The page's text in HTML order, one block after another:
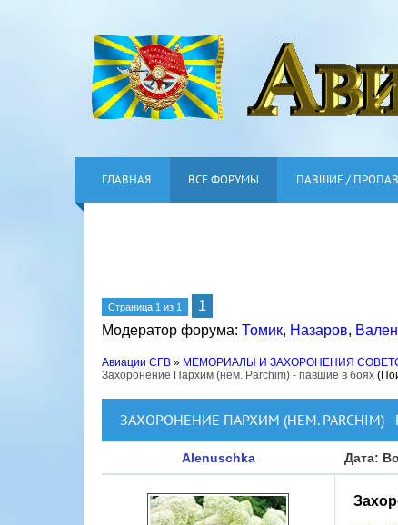
ГЛАВНАЯ ВСЕ ФОРУМЫ ПАВШИЕ /
Страница 1 из 1
1
Модератор форума: Томик, Назаров,
Авиации СГВ » МЕМОРИАЛЫ И ЗАХОРОНЕНИЯ
Захоронение Пархим (нем. Parchim) - павшие в боях
ЗАХОРОНЕНИЕ ПАРХИМ (НЕМ. PARCHIM)
Alenuschka Дата: